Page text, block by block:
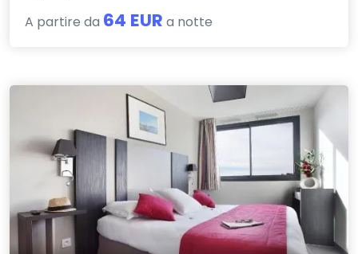
A partire da 64 EUR a notte